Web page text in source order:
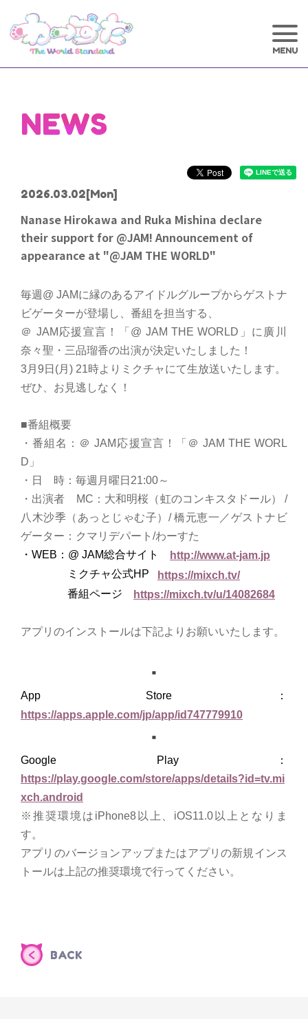
NEWS
2026.03.02[Mon]
Nanase Hirokawa and Ruka Mishina declare
their support for @JAM! Announcement of
appearance at "@JAM THE WORLD"
毎週@ JAMに縁のあるアイドルグループからゲストナ
ビゲーターが登場し、番組を担当する、
＠ JAM応援宣言！「@ JAM THE WORLD」 に廣川
奈々聖・三品瑠香の出演が決定いたしました！
3月9日(月) 21時よりミクチャにて生放送いたします。
ぜひ、お見逃しなく！
■番組概要
・番組名：＠ JAM応援宣言！「＠ JAM THE WORL
D」
・日 時：毎週月曜日21:00～
・出演者 MC：大和明桜（虹のコンキスタドール） /
八木沙季（あっとじゃむ子）/ 橋元恵一／ゲストナビ
ゲーター：クマリデパート/わーすた
・WEB：@ JAM総合サイト
http://www.at-jam.jp
ミクチャ公式HP
https://mixch.tv/
番組ページ
https://mixch.tv/u/14082684
アプリのインストールは下記よりお願いいたします。
App Store ：
https://apps.apple.com/jp/app/id747779910
Google Play：
https://play.google.com/store/apps/details?id=tv.mi
xch.android
※推奨環境はiPhone8以上、iOS11.0以上となりま
す。
アプリのバージョンアップまたはアプリの新規インス
トールは上記の推奨環境で行ってください。
BACK